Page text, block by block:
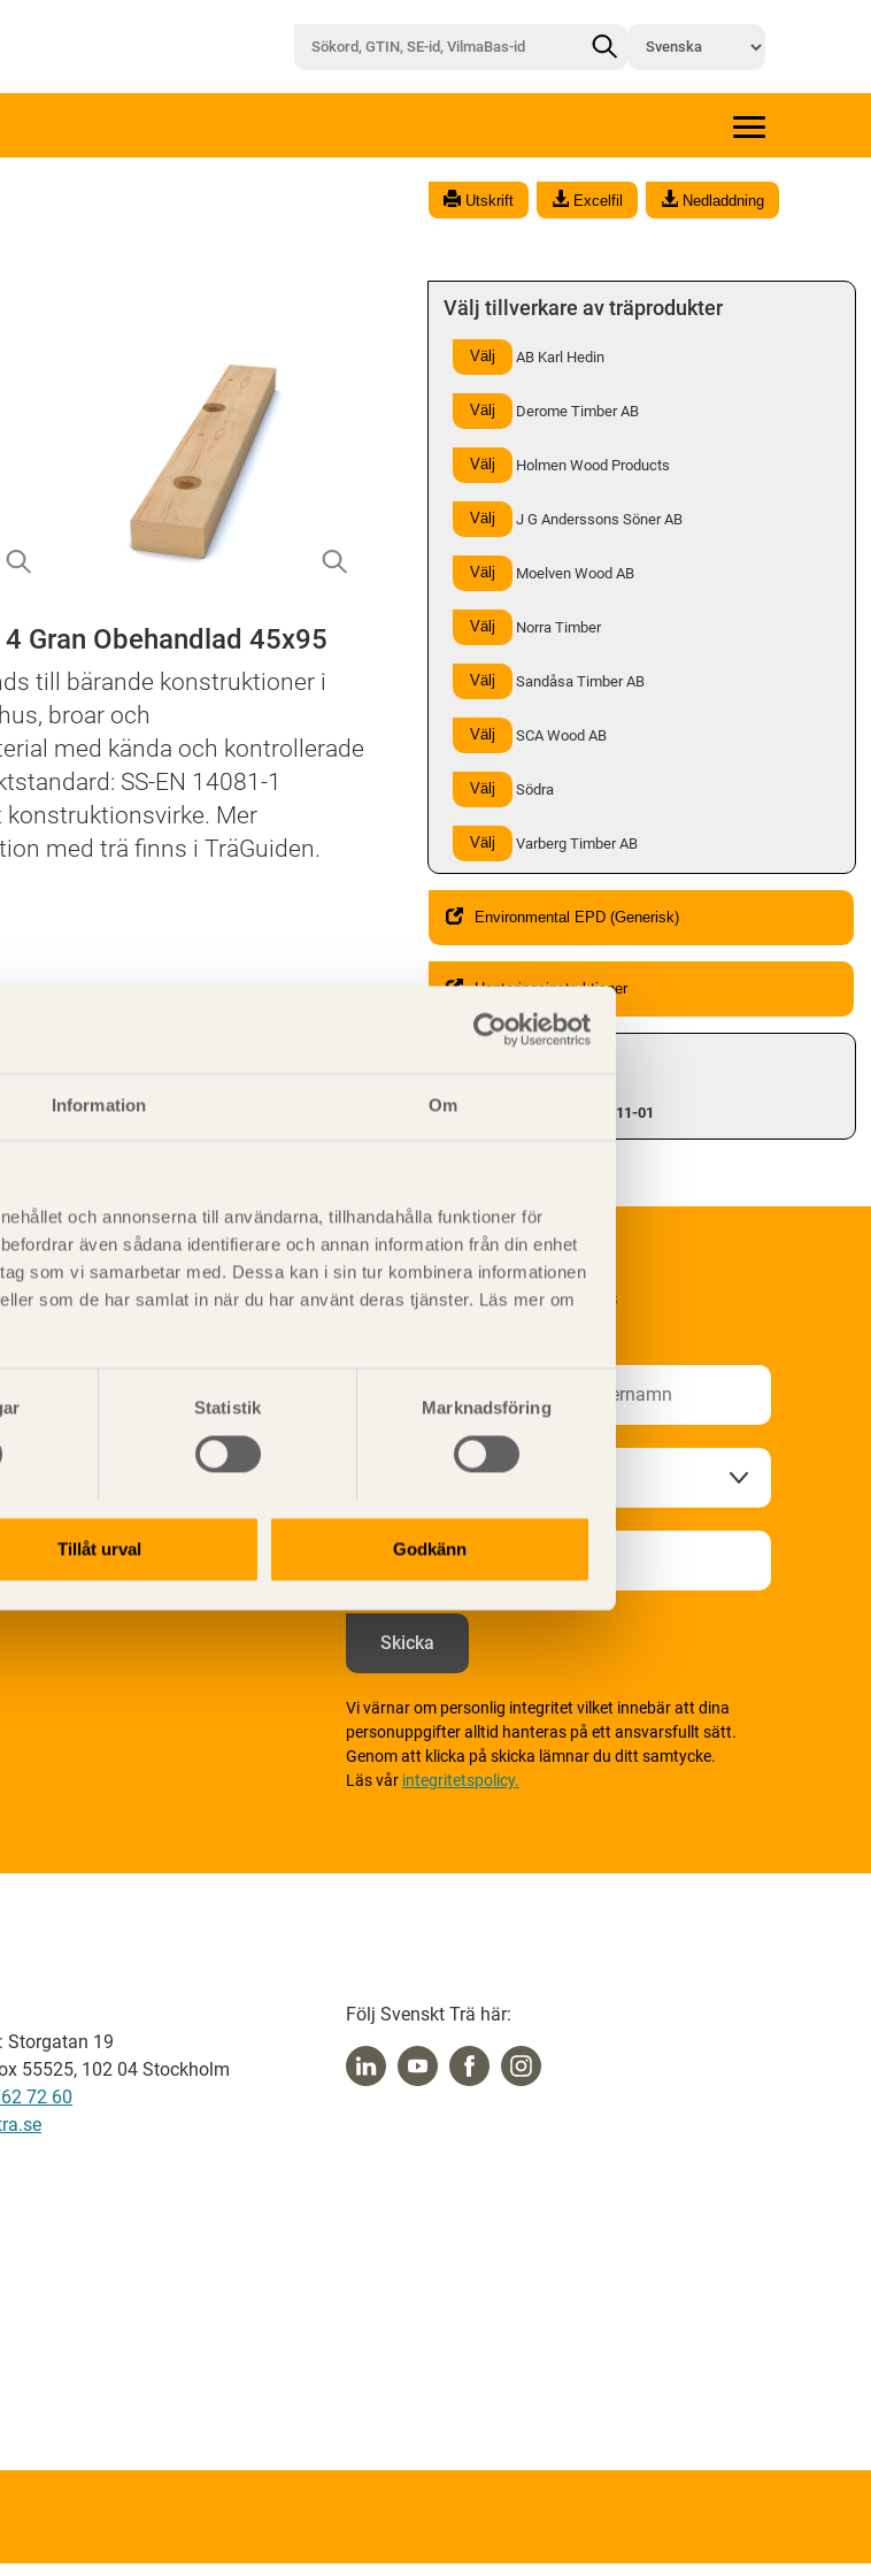
Information Om
och annonserna till användarna, tillhandahålla funktioner för
även sådana identifierare och annan information från din enhet
som vi samarbetar med. Dessa kan i sin tur kombinera informationen
som de har samlat in när du har använt deras tjänster. Läs mer om
Statistik Marknadsföring
Tillåt urval Godkänn
Utskrift Excelfil Nedladdning
Gran Obehandlad 45x95
till bärande konstruktioner i
broar och
med kända och kontrollerade
SS-EN 14081-1
Mer
med trä finns i TräGuiden.
Välj tillverkare av träprodukter
Välj AB Karl Hedin
Välj Derome Timber AB
Välj Holmen Wood Products
Välj J G Anderssons Söner AB
Välj Moelven Wood AB
Välj Norra Timber
Välj Sandåsa Timber AB
Välj SCA Wood AB
Välj Södra
Välj Varberg Timber AB
Environmental EPD (Generisk)
Hanteringsinstruktioner
Gäller från och med:
2023-11-01
och deras
Prenumerera på Svenskt Träs
Vi värnar om personlig integritet vilket innebär att dina
personuppgifter alltid hanteras på ett ansvarsfullt sätt.
Genom att klicka på skicka lämnar du ditt samtycke.
Läs vår integritetspolicy.
Storgatan 19
55525, 102 04 Stockholm
72 60
Följ Svenskt Trä här: